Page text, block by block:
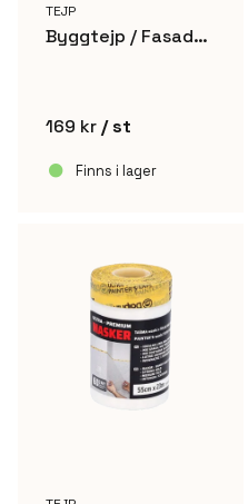
TEJP
Byggtejp / Fasadtejp Orange 48mm x 50m
169 kr / st
Finns i lager